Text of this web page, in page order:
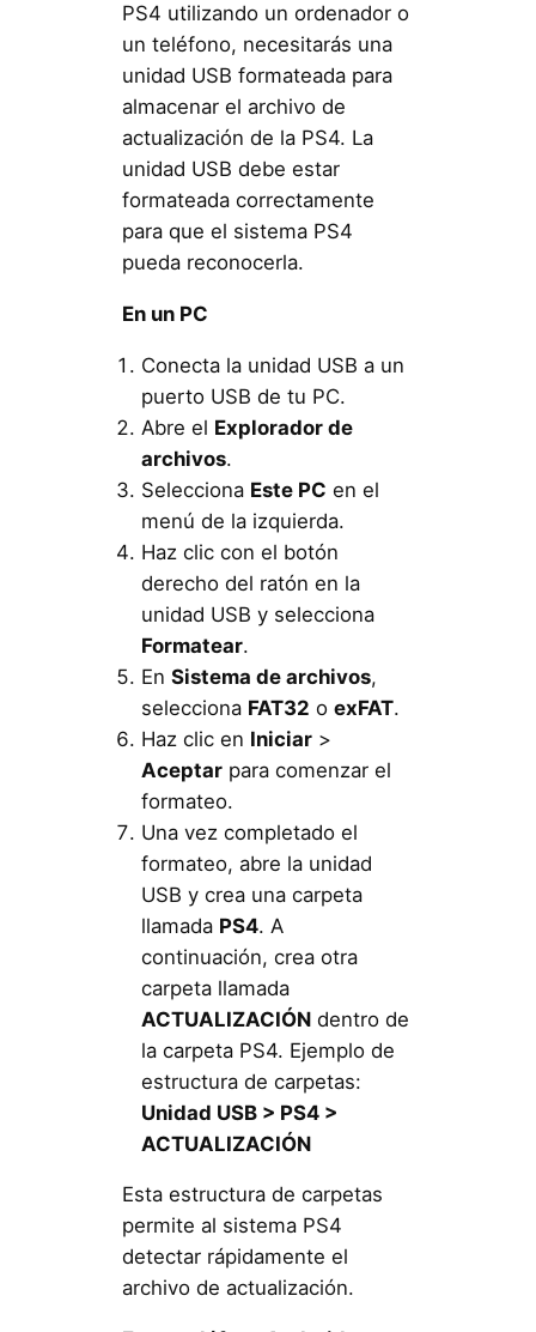
PS4 utilizando un ordenador o
un teléfono, necesitarás una
unidad USB formateada para
almacenar el archivo de
actualización de la PS4. La
unidad USB debe estar
formateada correctamente
para que el sistema PS4
pueda reconocerla.
En un PC
Conecta la unidad USB a un
puerto USB de tu PC.
Abre el Explorador de
archivos.
Selecciona Este PC en el
menú de la izquierda.
Haz clic con el botón
derecho del ratón en la
unidad USB y selecciona
Formatear.
En Sistema de archivos,
selecciona FAT32 o exFAT.
Haz clic en Iniciar>
Aceptarpara comenzar el
formateo.
Una vez completado el
formateo, abre la unidad
USB y crea una carpeta
llamada PS4. A
continuación, crea otra
carpeta llamada
ACTUALIZACIÓNdentro de
la carpeta PS4. Ejemplo de
estructura de carpetas:
Unidad USB > PS4 >
ACTUALIZACIÓN
Esta estructura de carpetas
permite al sistema PS4
detectar rápidamente el
archivo de actualización.